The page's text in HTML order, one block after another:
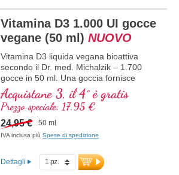
Germania senza ingegneria genetica, in
produzione propria controllata esistente
da 25 anni, vegano, senza additivi e
testato in laboratorio. Sviluppato da
medici.
maggiori informazioni su Vitamina
D3 + K2
Vitamina D3 1.000 UI gocce
vegane (50 ml) NUOVO
Vitamina D3 liquida vegana bioattiva
secondo il Dr. med. Michalzik – 1.700
gocce in 50 ml. Una goccia fornisce
1.000 IE di vitamina D3 vegana. Massima
qualità premium da licheni di alta qualità
controllati (non da alghe!)
esclusivamente vegetale 100% vegana.
Disciolta in olio di cocco MCT protettivo,
biodisponibilità. Questa combinazione
ottimale supporta il mantenimento di
Acquistane 3, il 4° è gratis
Prezzo speciale: 17,95 €
24,95 € 50 ml
IVA inclusa più Spese di spedizione
Dettagli